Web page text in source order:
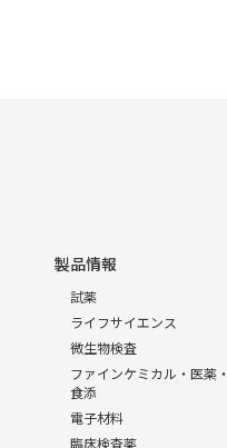
製品情報
試薬
ライフサイエンス
微生物検査
ファインケミカル・医薬・
食添
電子材料
臨床検査薬